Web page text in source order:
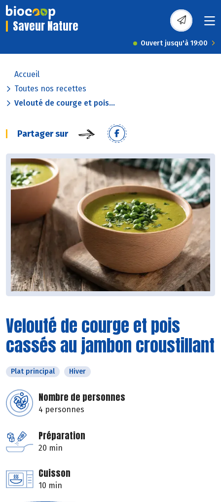
Saveur Nature
Ouvert jusqu'à 19:00
Accueil
Toutes nos recettes
Velouté de courge et pois...
Partager sur
Velouté de courge et pois
cassés au jambon croustillant
Plat principal Hiver
Nombre de personnes
4 personnes
Préparation
20 min
Cuisson
10 min